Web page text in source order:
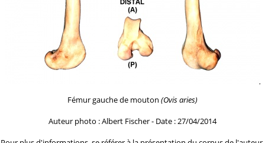
Fémur gauche de mouton (Ovis aries)
Auteur photo : Albert Fischer - Date : 27/04/2014